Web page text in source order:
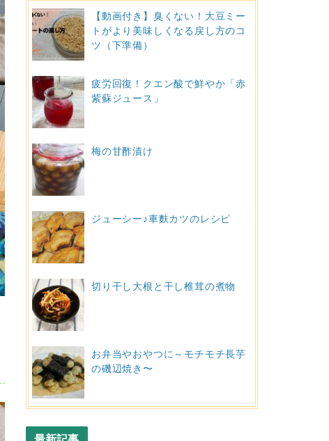
【動画付き】臭くない！大豆ミー
トがより美味しくなる戻し方のコ
ツ（下準備）
疲労回復！クエン酸で鮮やか「赤
紫蘇ジュース」
梅の甘酢漬け
ジューシー♪車麩カツのレシピ
切り干し大根と干し椎茸の煮物
お弁当やおやつに～モチモチ長芋
の磯辺焼き〜